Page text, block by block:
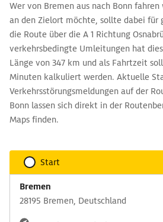
Wer von Bremen aus nach Bonn
an den Zielort möchte, sollte dabei für
die Route über die A 1 Richtung
verkehrsbedingte Umleitungen hat
Länge von 347 km und als Fahrtzeit
Minuten kalkuliert werden. Aktuelle
Verkehrsstörungsmeldungen auf der
Bonn lassen sich direkt in der
Maps finden.
Start
Bremen
28195 Bremen, Deutschland